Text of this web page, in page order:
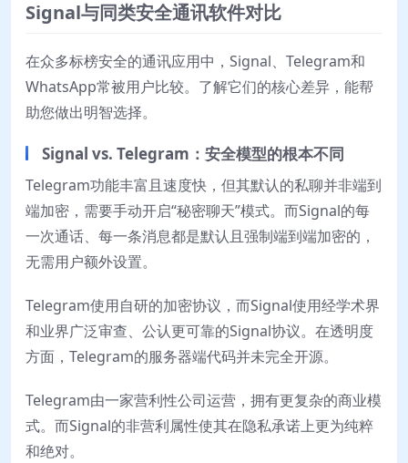
Signal与同类安全通讯软件对比
在众多标榜安全的通讯应用中，Signal、Telegram和
WhatsApp常被用户比较。了解它们的核心差异，能帮
助您做出明智选择。
Signal vs. Telegram：安全模型的根本不同
Telegram功能丰富且速度快，但其默认的私聊并非端到
端加密，需要手动开启“秘密聊天”模式。而Signal的每
一次通话、每一条消息都是默认且强制端到端加密的，
无需用户额外设置。
Telegram使用自研的加密协议，而Signal使用经学术界
和业界广泛审查、公认更可靠的Signal协议。在透明度
方面，Telegram的服务器端代码并未完全开源。
Telegram由一家营利性公司运营，拥有更复杂的商业模
式。而Signal的非营利属性使其在隐私承诺上更为纯粹
和绝对。